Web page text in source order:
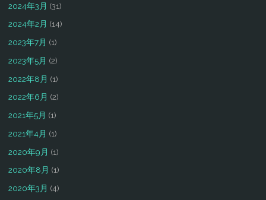
2024年3月 (31)
2024年2月 (14)
2023年7月 (1)
2023年5月 (2)
2022年8月 (1)
2022年6月 (2)
2021年5月 (1)
2021年4月 (1)
2020年9月 (1)
2020年8月 (1)
2020年3月 (4)